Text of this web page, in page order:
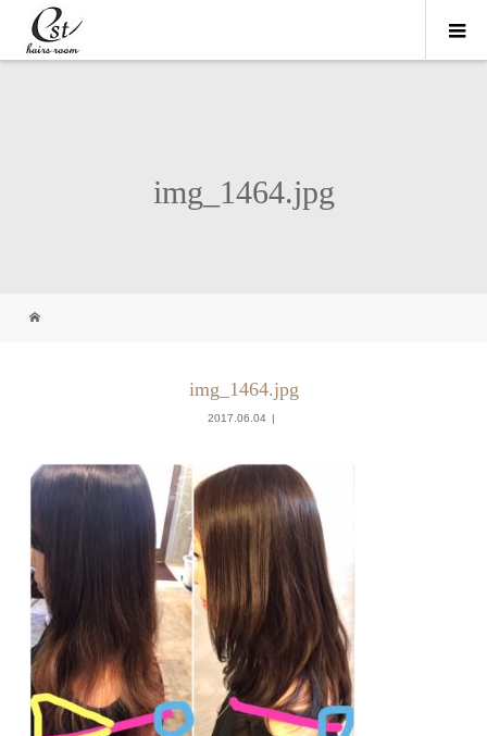
img_1464.jpg
img_1464.jpg
2017.06.04